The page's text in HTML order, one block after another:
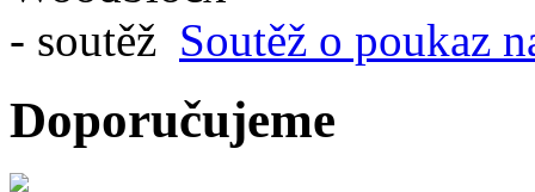
Soutěž o poukaz
Doporučujeme